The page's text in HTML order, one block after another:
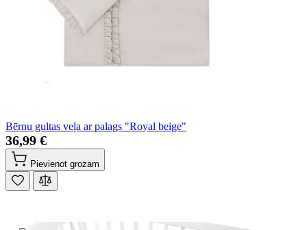
Bērnu gultas veļa ar palags "Royal beige"
36,99 €
Pievienot grozam